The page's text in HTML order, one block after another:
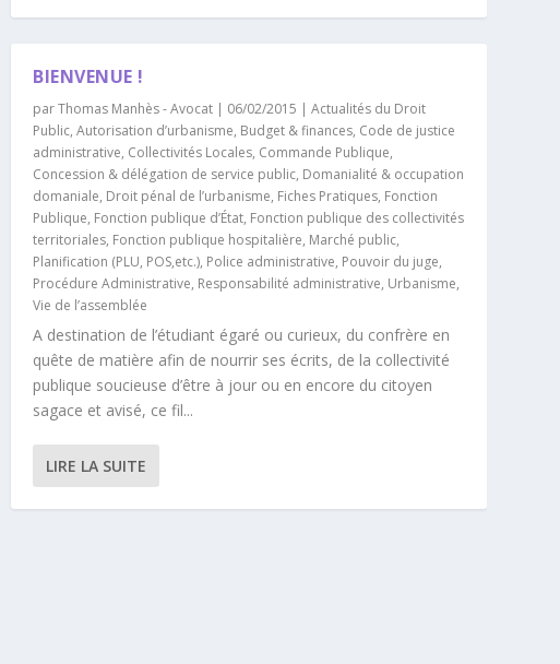
BIENVENUE !
parThomas Manhès - Avocat | 06/02/2015 |Actualités du Droit
Public,Autorisation d’urbanisme, Budget & finances, Code de justice
administrative, Collectivités Locales, Commande Publique,
Concession & délégation de service public, Domanialité & occupation
domaniale, Droit pénal de l’urbanisme, Fiches Pratiques, Fonction
Publique, Fonction publique d’État, Fonction publique des collectivités
territoriales, Fonction publique hospitalière, Marché public,
Planification (PLU, POS,etc.), Police administrative, Pouvoir du juge,
Procédure Administrative, Responsabilité administrative, Urbanisme,
Vie de l’assemblée
A destination de l’étudiant égaré ou curieux, du confrère en
quête de matière afin de nourrir ses écrits, de la collectivité
publique soucieuse d’être à jour ou en encore du citoyen
sagace et avisé, ce fil...
LIRE LA SUITE